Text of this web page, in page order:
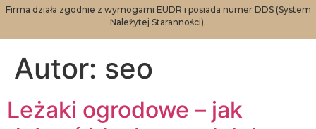
Firma działa zgodnie z wymogami EUDR i posiada numer DDS (System
Należytej Staranności).
Autor: seo
Leżaki ogrodowe – jak